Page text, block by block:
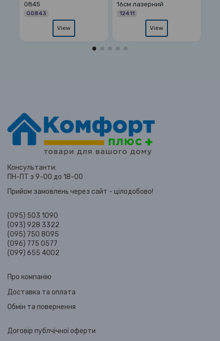
16см лазерний
ніжці 28см 1266
Консультанти:
ПН-ПТ з 9-00 до 18-00
Прийом замовлень через сайт - цілодобово!
(095) 503 1090
(093) 928 3322
(095) 750 8095
(096) 775 0577
(099) 655 4002
Про компанію
Доставка та оплата
Обмін та повернення
Договір публчічної оферти